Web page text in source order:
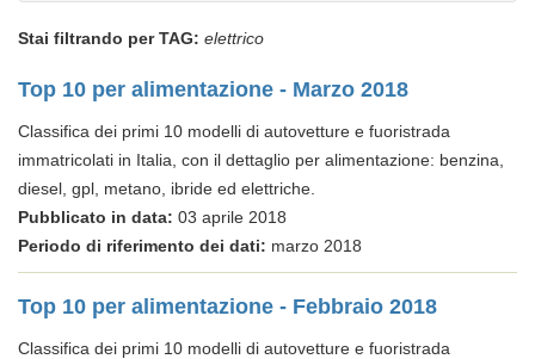
Stai filtrando per TAG: elettrico
Top 10 per alimentazione - Marzo 2018
Classifica dei primi 10 modelli di autovetture e fuoristrada
immatricolati in Italia, con il dettaglio per alimentazione: benzina,
diesel, gpl, metano, ibride ed elettriche.
Pubblicato in data: 03 aprile 2018
Periodo di riferimento dei dati: marzo 2018
Top 10 per alimentazione - Febbraio 2018
Classifica dei primi 10 modelli di autovetture e fuoristrada